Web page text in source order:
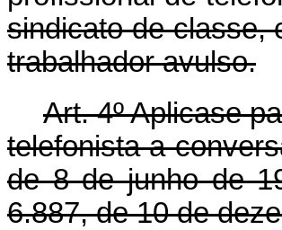
sindicato de classe,
trabalhador avulso.
Art. 4º Aplica­se
telefonista a
de 8 de junho de
6.887, de 10 de